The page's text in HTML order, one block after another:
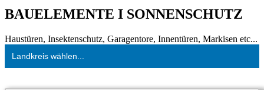
BAUELEMENTE I SONNENSCHUTZ
Haustüren, Insektenschutz, Garagentore, Innentüren, Markisen etc...
Landkreis wählen...